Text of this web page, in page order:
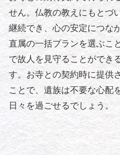
せん。仏教の教えにもとづ
継続でき、心の安定につな
直属の一括プランを選ぶこ
で故人を見守ることができ
す。お寺との契約時に提供
ことで、遺族は不要な心配
日々を過ごせるでしょう。